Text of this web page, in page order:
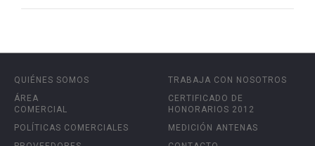
QUIÉNES SOMOS
ÁREA
COMERCIAL
POLÍTICAS COMERCIALES
TRABAJA CON NOSOTROS
CERTIFICADO DE
HONORARIOS 2012
MEDICIÓN ANTENAS